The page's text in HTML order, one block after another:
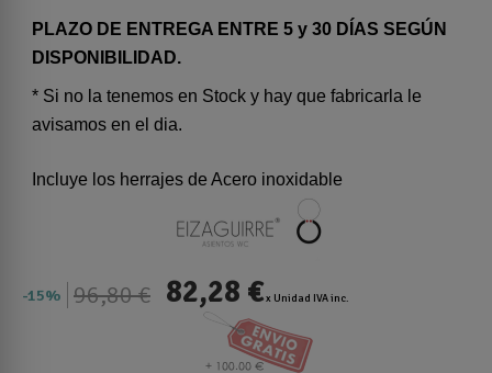
PLAZO DE ENTREGA ENTRE 5 y 30 DÍAS SEGÚN
DISPONIBILIDAD.
* Si no la tenemos en Stock y hay que fabricarla le
avisamos en el dia.
Incluye los herrajes de Acero inoxidable
15% 96,80 € 82,28 €x Unidad IVA inc.